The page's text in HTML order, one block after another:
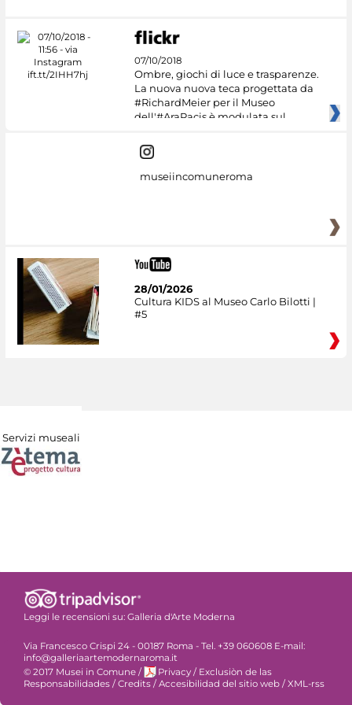
07/10/2018
Ombre, giochi di luce e trasparenze.
La nuova nuova teca progettata da
#RichardMeier per il Museo
dell'#AraPacis è modulata sul
museiincomuneroma
28/01/2026
Cultura KIDS al Museo Carlo Bilotti |
#5
Servizi museali
Leggi le recensioni su: Galleria d'Arte Moderna
Via Francesco Crispi 24 - 00187 Roma - Tel. +39 060608 E-mail:
info@galleriaartemodernaroma.it
© 2017 Musei in Comune / Privacy / Exclusiòn de las
Responsabilidades / Credits / Accesibilidad del sitio web / XML-rss